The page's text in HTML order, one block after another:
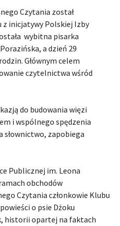
Czytania został
z inicjatywy Polskiej Izby
wybitna pisarka
a dzień 29
Głównym celem
czytelnictwa wśród
do budowania więzi
i wspólnego spędzenia
słownictwo, zapobiega
Publicznej im. Leona
obchodów
Czytania członkowie Klubu
o psie Dżoku
historii opartej na faktach